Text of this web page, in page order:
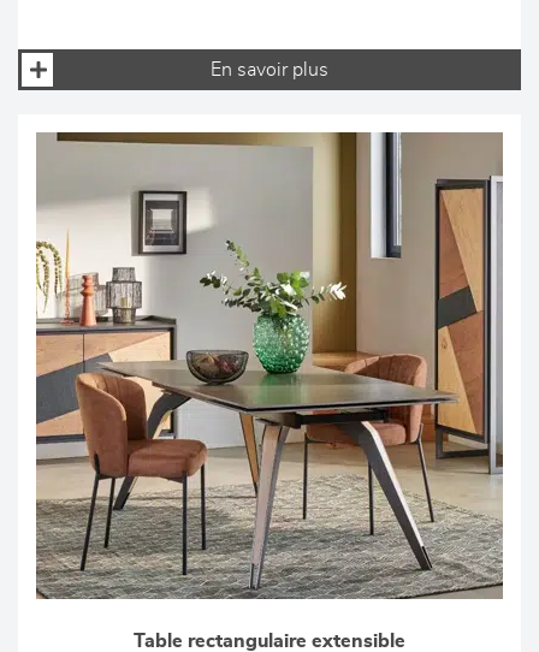
En savoir plus
Table rectangulaire extensible